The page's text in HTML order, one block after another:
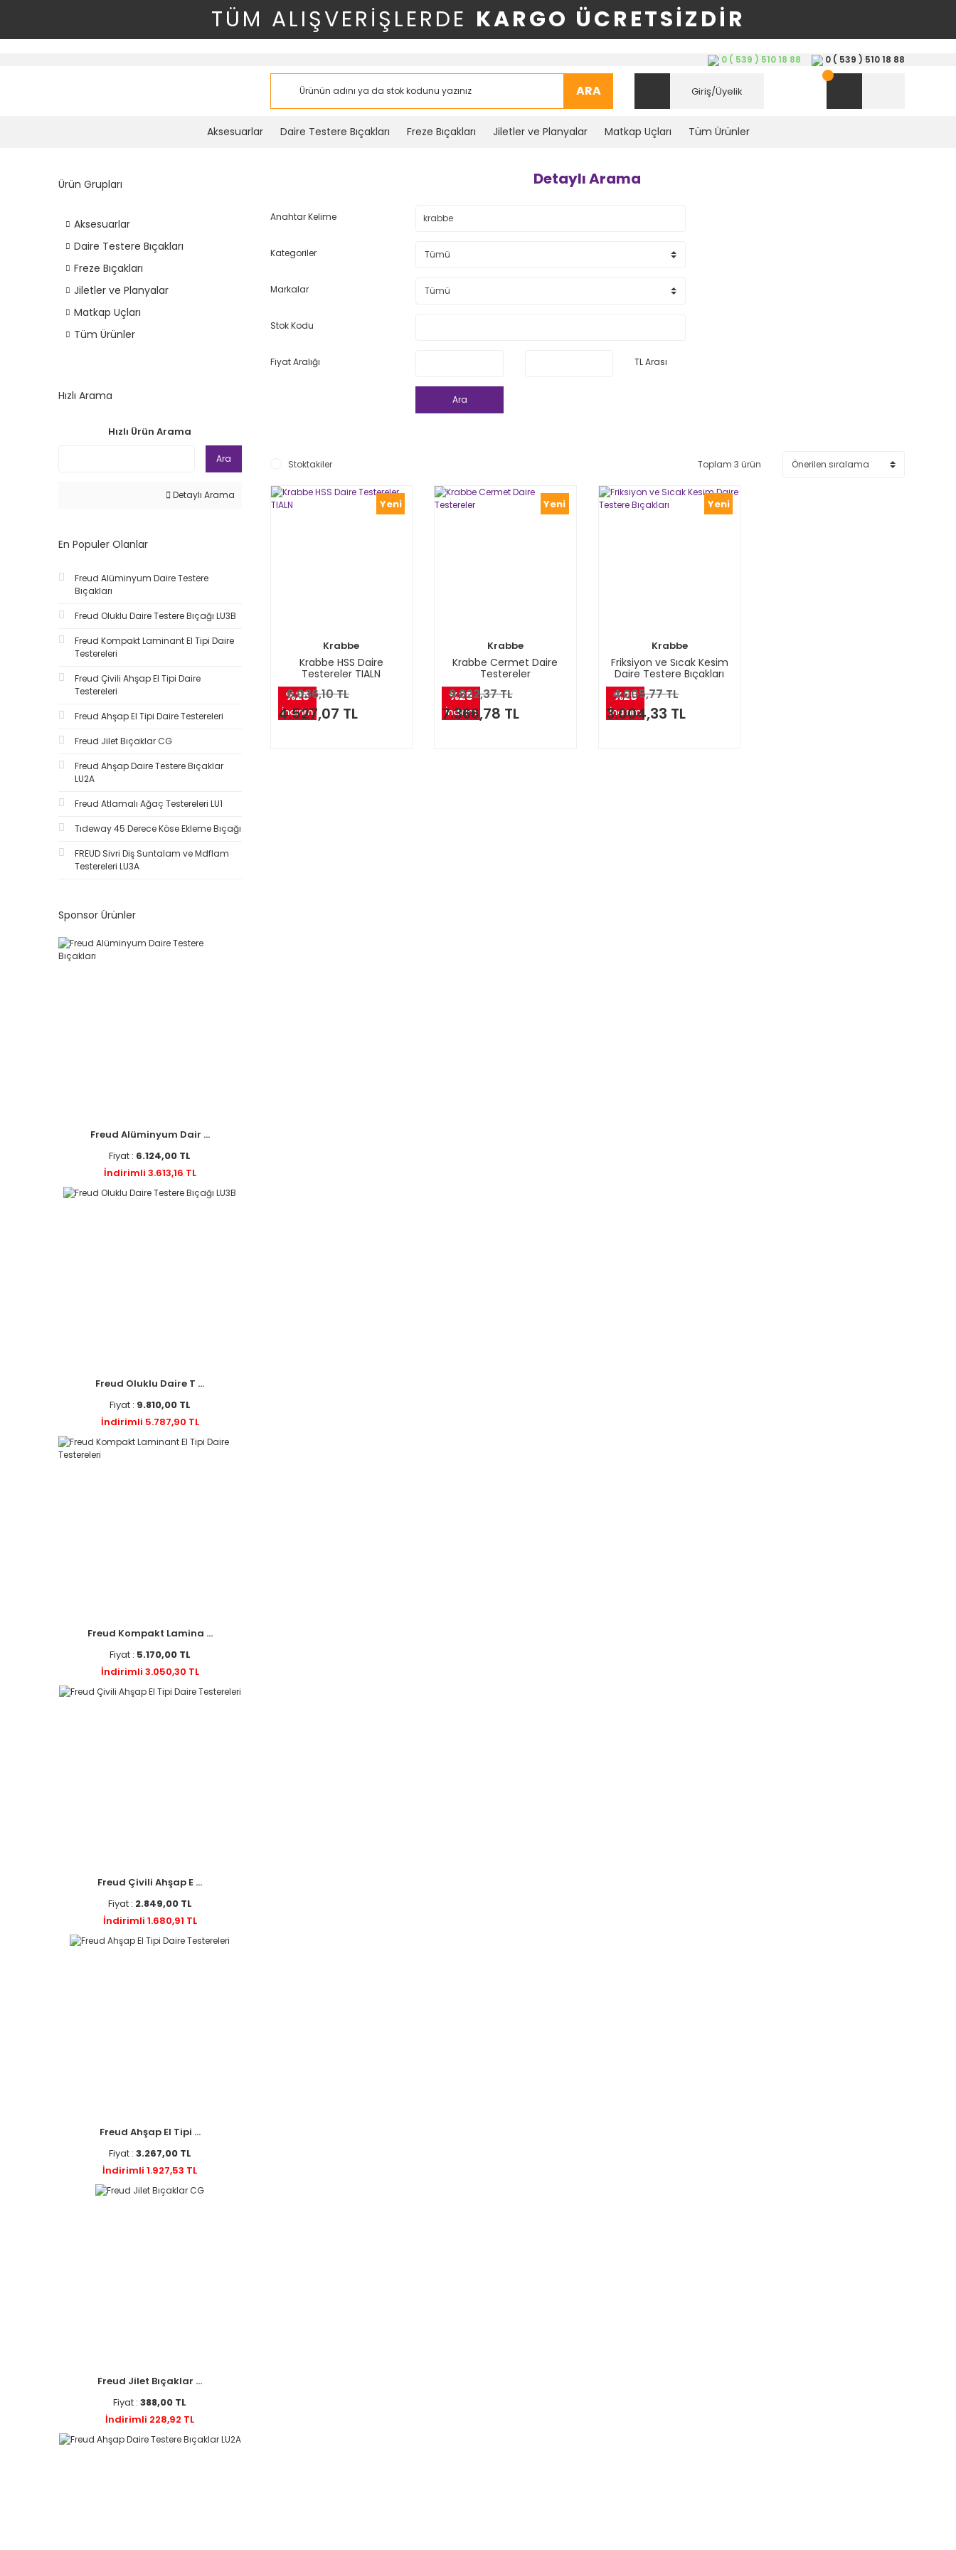
TÜM ALIŞVERİŞLERDE KARGO ÜCRETSİZDİR
0 ( 539 ) 510 18 88 0 ( 539 ) 510 18 88
ARA Giriş/Üyelik
Aksesuarlar Daire Testere Bıçakları Freze Bıçakları Jiletler ve Planyalar Matkap Uçları Tüm Ürünler
Ürün Grupları
Aksesuarlar
Daire Testere Bıçakları
Freze Bıçakları
Jiletler ve Planyalar
Matkap Uçları
Tüm Ürünler
Hızlı Arama
Hızlı Ürün Arama
Ara
Detaylı Arama
En Populer Olanlar
Freud Alüminyum Daire Testere
Bıçakları
Freud Oluklu Daire Testere Bıçağı LU3B
Freud Kompakt Laminant El Tipi Daire
Testereleri
Freud Çivili Ahşap El Tipi Daire
Testereleri
Freud Ahşap El Tipi Daire Testereleri
Freud Jilet Bıçaklar CG
Freud Ahşap Daire Testere Bıçaklar
LU2A
Freud Atlamalı Ağaç Testereleri LU1
Tıdeway 45 Derece Köse Ekleme Bıçağı
FREUD Sivri Diş Suntalam ve Mdflam
Testereleri LU3A
Sponsor Ürünler
Freud Alüminyum Dair ...
Fiyat : 6.124,00 TL
İndirimli 3.613,16 TL
Freud Oluklu Daire T ...
Fiyat : 9.810,00 TL
İndirimli 5.787,90 TL
Freud Kompakt Lamina ...
Fiyat : 5.170,00 TL
İndirimli 3.050,30 TL
Freud Çivili Ahşap E ...
Fiyat : 2.849,00 TL
İndirimli 1.680,91 TL
Freud Ahşap El Tipi ...
Fiyat : 3.267,00 TL
İndirimli 1.927,53 TL
Freud Jilet Bıçaklar ...
Fiyat :388,00 TL
İndirimli 228,92 TL
Detaylı Arama
Anahtar Kelime
Kategoriler
Markalar
Stok Kodu
Fiyat Aralığı TL Arası
Ara
Stoktakiler Toplam 3 ürün
Yeni
%25
İndirim
Krabbe
Krabbe HSS Daire
Testereler TIALN
6.036,10 TL
4.527,07 TL
Yeni
%25
İndirim
Krabbe
Krabbe Cermet Daire
Testereler
9.822,37 TL
7.366,78 TL
Yeni
%25
İndirim
Krabbe
Friksiyon ve Sıcak Kesim
Daire Testere Bıçakları
4.005,77 TL
3.004,33 TL